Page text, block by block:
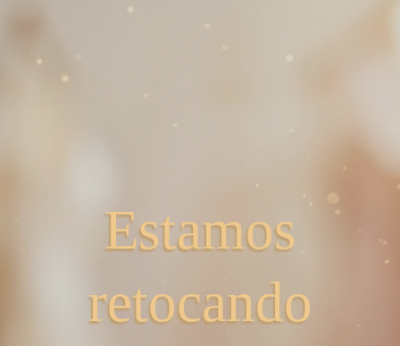
Estamos
retocando